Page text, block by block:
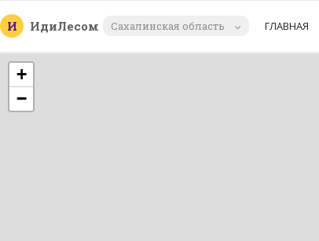
И ИдиЛесом Сахалинская область ГЛАВНАЯ
+
−